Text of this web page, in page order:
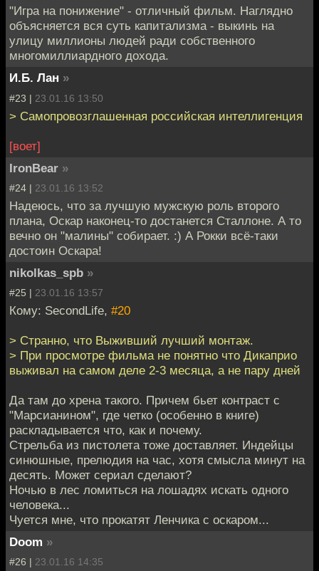
"Игра на понижение" - отличный фильм. Наглядно
объясняется вся суть капитализма - выкинь на
улицу миллионы людей ради собственного
многомиллиардного дохода.
И.Б. Лан »
#23 | 23.01.16 13:50
> Самопровозглашенная российская интеллигенция
[воет]
IronBear »
#24 | 23.01.16 13:52
Надеюсь, что за лучшую мужскую роль второго
плана, Оскар наконец-то достанется Сталлоне. А то
вечно он "малины" собирает. :) А Рокки всё-таки
достоин Оскара!
nikolkas_spb »
#25 | 23.01.16 13:57
Кому: SecondLife, #20
> Странно, что Выживший лучший монтаж.
> При просмотре фильма не понятно что Дикаприо
выживал на самом деле 2-3 месяца, а не пару дней
Да там до хрена такого. Причем бьет контраст с
"Марсианином", где четко (особенно в книге)
раскладывается что, как и почему.
Стрельба из пистолета тоже доставляет. Индейцы
синюшные, прелюдия на час, хотя смысла минут на
десять. Может сериал сделают?
Ночью в лес ломиться на лошадях искать одного
человека...
Чуется мне, что прокатят Ленчика с оскаром...
Doom »
#26 | 23.01.16 14:35